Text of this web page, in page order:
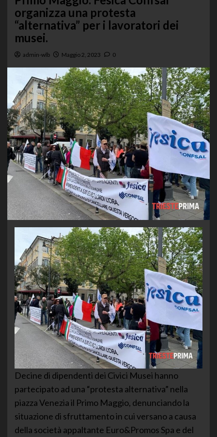
organizza una protesta
“alternativa” per i lavoratori dei
musei.
admin-wlb Maggio 2, 2023 0
Decine di dipendenti dei Civici Musei hanno
partecipato ad una “protesta alternativa” nella
piazza Venezia il Primo Maggio, denunciando la
situazione di sfruttamento in cui versano a causa
della società appaltante Euro&Promos Spa e del